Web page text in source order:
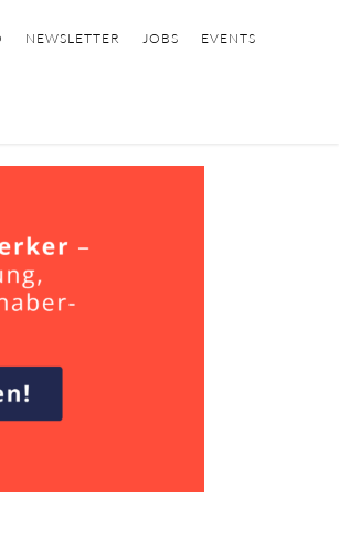
NEWSLETTER JOBS EVENTS